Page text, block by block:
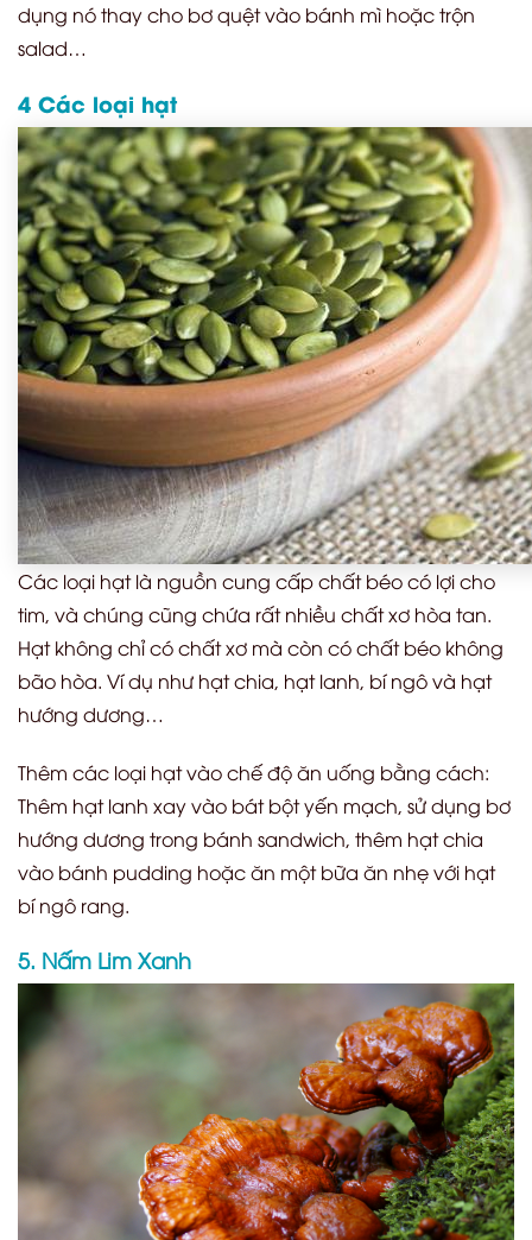
dụng nó thay cho bơ quệt vào bánh mì hoặc trộn
salad…
4 Các loại hạt
Các loại hạt là nguồn cung cấp chất béo có lợi cho
tim, và chúng cũng chứa rất nhiều chất xơ hòa tan.
Hạt không chỉ có chất xơ mà còn có chất béo không
bão hòa. Ví dụ như hạt chia, hạt lanh, bí ngô và hạt
hướng dương…
Thêm các loại hạt vào chế độ ăn uống bằng cách:
Thêm hạt lanh xay vào bát bột yến mạch, sử dụng bơ
hướng dương trong bánh sandwich, thêm hạt chia
vào bánh pudding hoặc ăn một bữa ăn nhẹ với hạt
bí ngô rang.
5. Nấm Lim Xanh